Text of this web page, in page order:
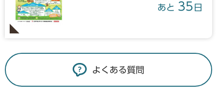
あと 35 日
よくある質問